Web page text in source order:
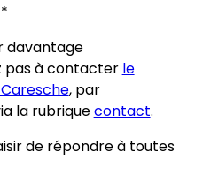
*
davantage
pas à contacter le
, par
la rubriquecontact.
de répondre à toutes